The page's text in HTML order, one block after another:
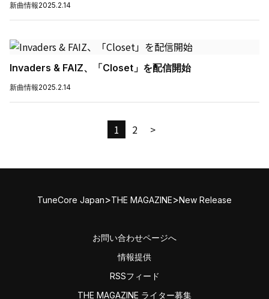
新曲情報2025.2.14
Invaders & FAIZ、「Closet」を配信開始
新曲情報2025.2.14
1 2 >
TuneCore Japan>THE MAGAZINE>New Release
お問い合わせページへ
情報提供
RSSフィード
THE MAGAZINE ライター募集